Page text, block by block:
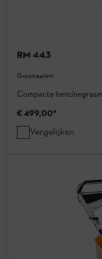
RM 443
Grasmaaiers
Compacte
€ 499,00*
Vergelijken